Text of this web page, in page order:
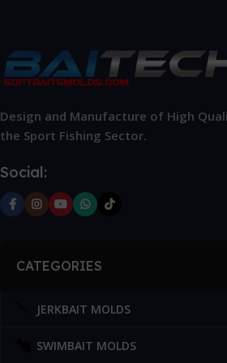
Design and Manufacture of High
the Sport Fishing Sector.
Social:
CATEGORIES
JERKBAIT MOLDS
SWIMBAIT MOLDS